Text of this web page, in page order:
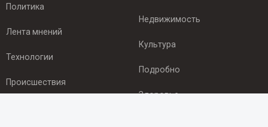
Политика
Лента мнений
Технологии
Происшествия
Недвижимость
Культура
Подробно
Здоровье